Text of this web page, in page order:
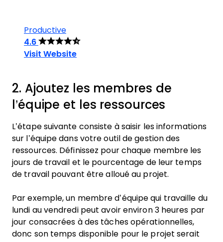
Productive
4.6
Visit Website
2. Ajoutez les membres de
l’équipe et les ressources
L’étape suivante consiste à saisir les informations
sur l’équipe dans votre outil de gestion des
ressources. Définissez pour chaque membre les
jours de travail et le pourcentage de leur temps
de travail pouvant être alloué au projet.
Par exemple, un membre d’équipe qui travaille du
lundi au vendredi peut avoir environ 3 heures par
jour consacrées à des tâches opérationnelles,
donc son temps disponible pour le projet serait